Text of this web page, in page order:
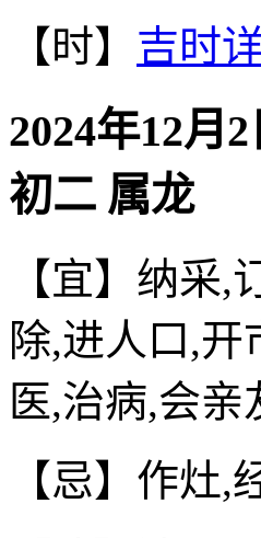
【时】 吉时
2024年12月
初二 属龙
【宜】纳采
除,进人口,
医,治病,会
【忌】作灶,